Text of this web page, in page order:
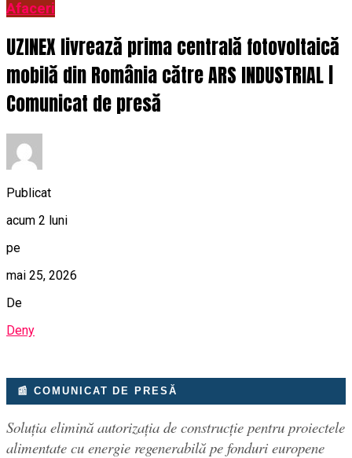
Afaceri
UZINEX livrează prima centrală fotovoltaică
mobilă din România către ARS INDUSTRIAL |
Comunicat de presă
Publicat
acum 2 luni
pe
mai 25, 2026
De
Deny
📰 COMUNICAT DE PRESĂ
Soluția elimină autorizația de construcție pentru proiectele
alimentate cu energie regenerabilă pe fonduri europene